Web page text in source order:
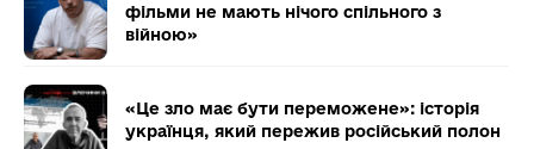
фільми не мають нічого спільного з
війною»
«Це зло має бути переможене»: історія
українця, який пережив російський полон